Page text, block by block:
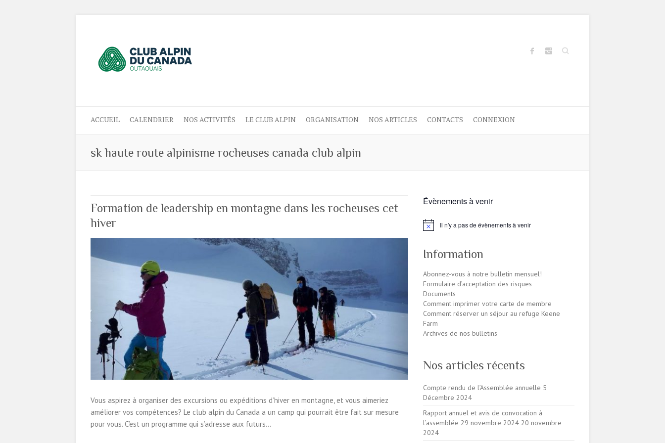
Search
ACCUEIL CALENDRIER NOS ACTIVITÉS LE CLUB ALPIN ORGANISATION NOS ARTICLES CONTACTS CONNEXION
sk haute route alpinisme rocheuses canada club alpin
Formation de leadership en montagne dans les rocheuses cet
hiver
Vous aspirez à organiser des excursions ou expéditions d’hiver en montagne, et vous aimeriez
améliorer vos compétences? Le club alpin du Canada a un camp qui pourrait être fait sur mesure
pour vous. C’est un programme qui s’adresse aux futurs…
Évènements à venir
N
i
c
Il n'y a pas de évènements à venir
Information
Abonnez-vous à notre bulletin mensuel!
Formulaire d’acceptation des risques
Documents
Comment imprimer votre carte de membre
Comment réserver un séjour au refuge Keene
Farm
Archives de nos bulletins
Nos articles récents
Compte rendu de l’Assemblée annuelle 5
Décembre 2024
Rapport annuel et avis de convocation à
l’assemblée 29 novembre 2024 20 novembre
2024